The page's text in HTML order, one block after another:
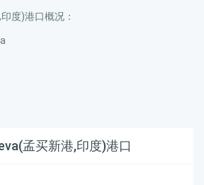
度)港口概况：
孟买新港,印度)港口